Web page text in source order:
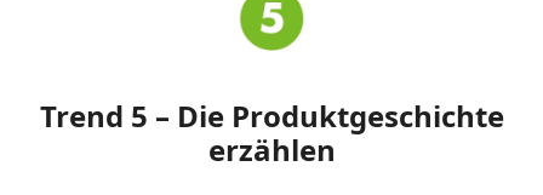
Trend 5 – Die Produktgeschichte
erzählen